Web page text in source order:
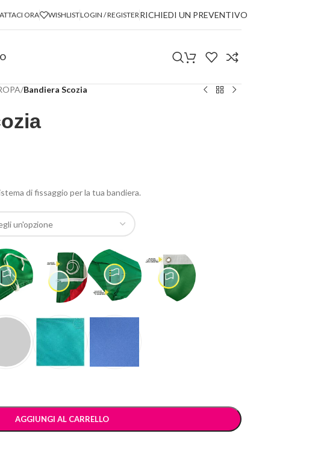
ORA WISHLISTLOGIN / REGISTER RICHIEDI UN PREVENTIVO
/Bandiera Scozia
di fissaggio per la tua bandiera.
AGGIUNGI AL CARRELLO